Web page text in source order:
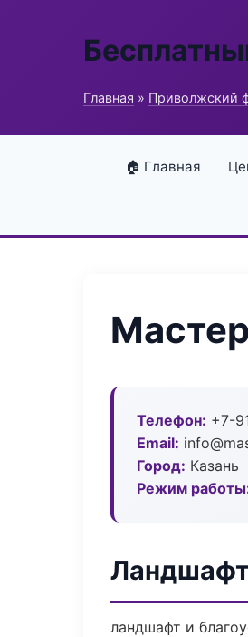
Главная » Приволжский
🏠 Главная
Телефон: +7-
Email:
Город: Казань
Режим
Ландшафт
ландшафт и